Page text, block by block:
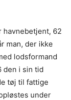
havnebetjent, 62
man, der ikke
lodsformand
den i sin tid
tøj til fattige
under